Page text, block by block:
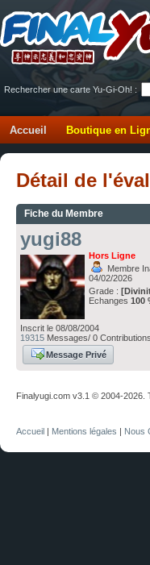
Rechercher une carte Yu-Gi-Oh! :
Accueil Boutique en
Détail de
Fiche du Membre
yugi88
Hors Ligne
Membre
04/02/2026
Grade :
Echanges 100
Inscrit le 08/08/2004
19315 Messages/ 0
Message Privé
Finalyugi.com v3.1 © 2004-2026.
Accueil | Mentions légales | Nous